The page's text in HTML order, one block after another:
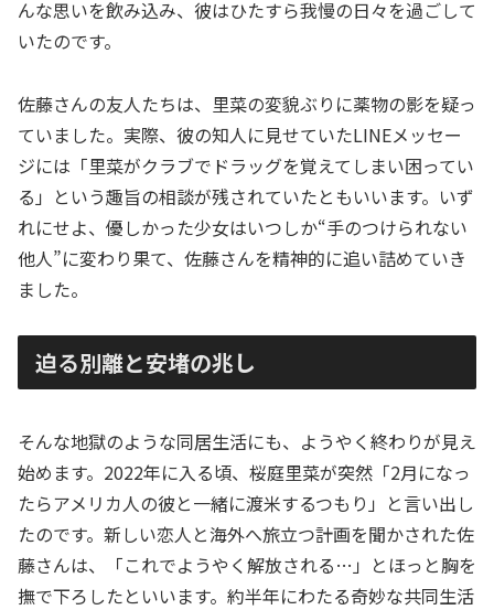
んな思いを飲み込み、彼はひたすら我慢の日々を過ごして
いたのです。
佐藤さんの友人たちは、里菜の変貌ぶりに薬物の影を疑っ
ていました。実際、彼の知人に見せていたLINEメッセー
ジには「里菜がクラブでドラッグを覚えてしまい困ってい
る」という趣旨の相談が残されていたともいいます。いず
れにせよ、優しかった少女はいつしか“手のつけられない
他人”に変わり果て、佐藤さんを精神的に追い詰めていき
ました。
迫る別離と安堵の兆し
そんな地獄のような同居生活にも、ようやく終わりが見え
始めます。2022年に入る頃、桜庭里菜が突然「2月になっ
たらアメリカ人の彼と一緒に渡米するつもり」と言い出し
たのです。新しい恋人と海外へ旅立つ計画を聞かされた佐
藤さんは、「これでようやく解放される…」とほっと胸を
撫で下ろしたといいます。約半年にわたる奇妙な共同生活